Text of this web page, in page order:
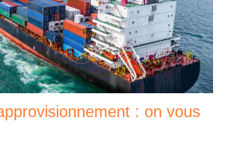
: on vous